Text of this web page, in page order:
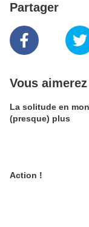
Partager
Vous
La solitude en
(presque) plus
Action !